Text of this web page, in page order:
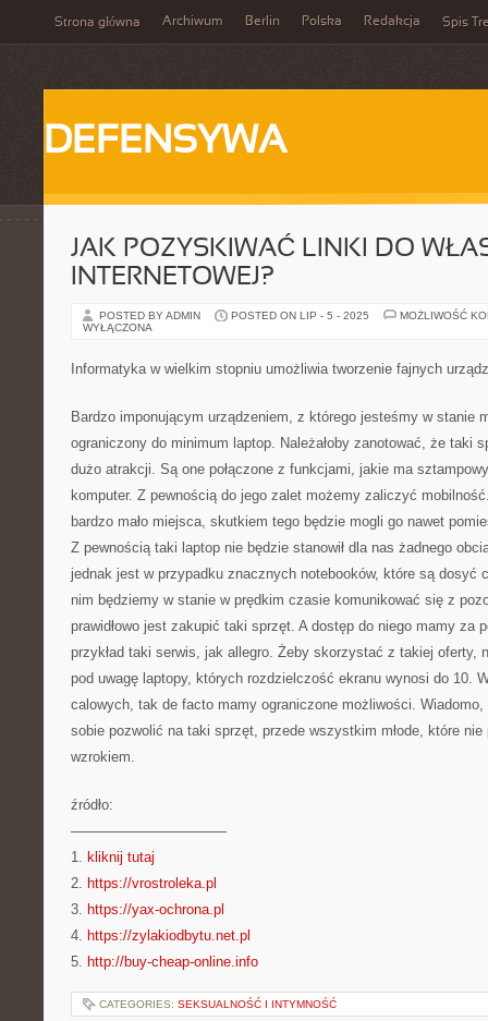
Strona główna Archiwum Berlin Polska Redakcja Spis
DEFENSYWA
JAK POZYSKIWAĆ LINKI DO
INTERNETOWEJ?
POSTED BY ADMIN POSTED ON LIP - 5 - 2025
MOŻLIWOŚĆ
WYŁĄCZONA
Informatyka w wielkim stopniu umożliwia tworzenie fajnych
Bardzo imponującym urządzeniem, z którego jesteśmy w stanie
ograniczony do minimum laptop. Należałoby zanotować, że taki
dużo atrakcji. Są one połączone z funkcjami, jakie ma
komputer. Z pewnością do jego zalet możemy zaliczyć
bardzo mało miejsca, skutkiem tego będzie mogli go nawet
Z pewnością taki laptop nie będzie stanowił dla nas żadnego
jednak jest w przypadku znacznych notebooków, które są dosyć
nim będziemy w stanie w prędkim czasie komunikować się z
prawidłowo jest zakupić taki sprzęt. A dostęp do niego mamy za
przykład taki serwis, jak allegro. Żeby skorzystać z takiej oferty,
pod uwagę laptopy, których rozdzielczość ekranu wynosi do 10.
calowych, tak de facto mamy ograniczone możliwości.
sobie pozwolić na taki sprzęt, przede wszystkim młode, które nie
wzrokiem.
źródło:
———————————
1. kliknij tutaj
2. https://vrostroleka.pl
3. https://yax-ochrona.pl
4. https://zylakiodbytu.net.pl
5. http://buy-cheap-online.info
CATEGORIES: SEKSUALNOŚĆ I INTYMNOŚĆ